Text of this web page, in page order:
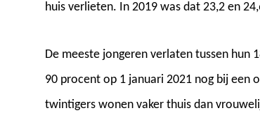
huis verlieten. In 2019 was dat 23,2 en
De meeste jongeren verlaten tussen hun
90 procent op 1 januari 2021 nog bij een
twintigers wonen vaker thuis dan